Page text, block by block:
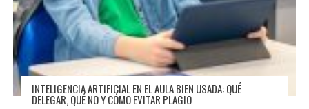
INTELIGENCIA ARTIFICIAL EN EL AULA BIEN USADA: QUÉ
DELEGAR, QUÉ NO Y CÓMO EVITAR PLAGIO